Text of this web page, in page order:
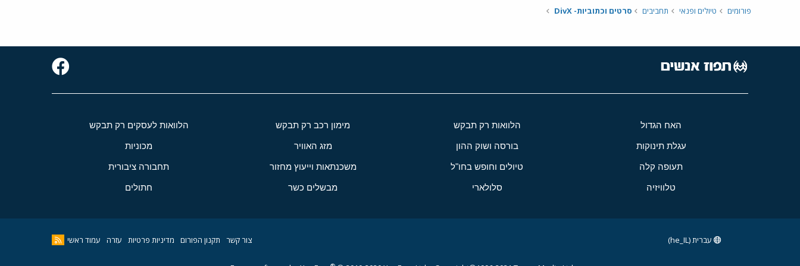
פורומים טיולים ופנאי תחביבים סרטים וכתוביות- DivX
האח הגדול הלוואות רק תבקש מימון רכב רק תבקש הלוואות לעסקים רק תבקש
עגלת תינוקות בורסה ושוק ההון מזג האוויר מכוניות
תעופה קלה טיולים וחופש בחו"ל משכנתאות וייעוץ מחזור תחבורה ציבורית
טלוויזיה סלולארי מבשלים כשר חתולים
צור קשר תקנון הפורום מדיניות פרטיות עזרה עמוד ראשי עברית (he_IL)